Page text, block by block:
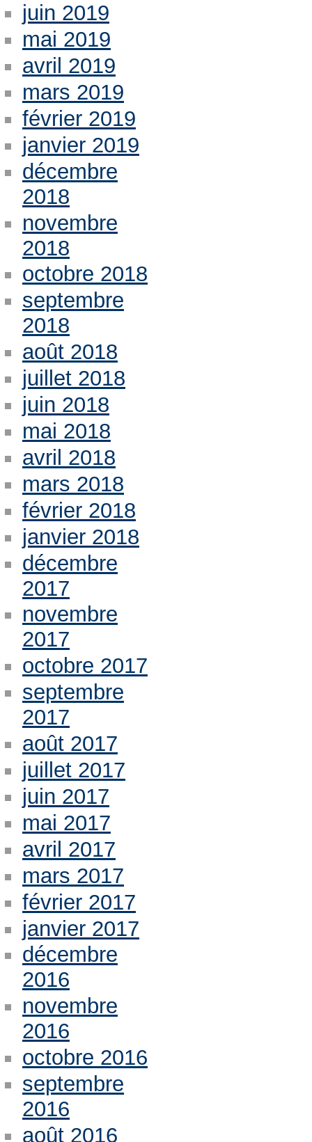
juin 2019
mai 2019
avril 2019
mars 2019
février 2019
janvier 2019
décembre
2018
novembre
2018
octobre 2018
septembre
2018
août 2018
juillet 2018
juin 2018
mai 2018
avril 2018
mars 2018
février 2018
janvier 2018
décembre
2017
novembre
2017
octobre 2017
septembre
2017
août 2017
juillet 2017
juin 2017
mai 2017
avril 2017
mars 2017
février 2017
janvier 2017
décembre
2016
novembre
2016
octobre 2016
septembre
2016
août 2016